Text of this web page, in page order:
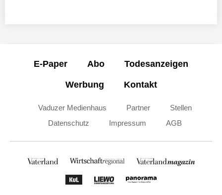
E-Paper Abo Todesanzeigen
Werbung Kontakt
Vaduzer Medienhaus Partner
Stellen
Datenschutz
Impressum AGB